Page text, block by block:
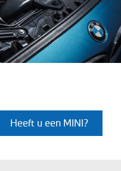
Heeft u een MINI?